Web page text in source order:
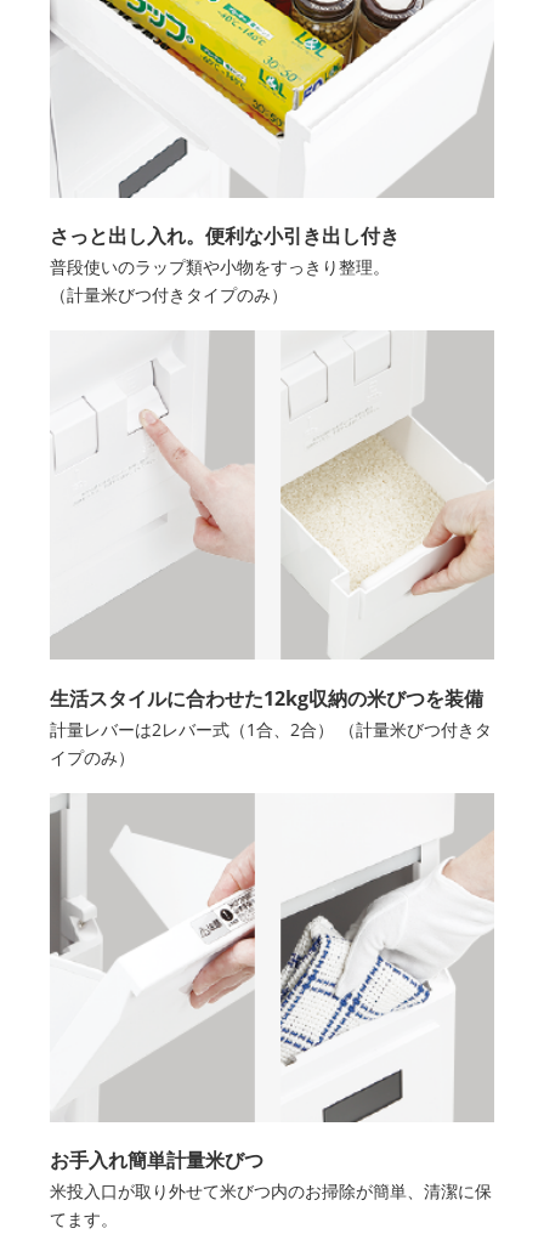
さっと出し入れ。便利な小引き出し付き
普段使いのラップ類や小物をすっきり整理。
（計量米びつ付きタイプのみ）
生活スタイルに合わせた12kg収納の米びつを装備
計量レバーは2レバー式（1合、2合） （計量米びつ付きタ
イプのみ）
お手入れ簡単計量米びつ
米投入口が取り外せて米びつ内のお掃除が簡単、清潔に保
てます。